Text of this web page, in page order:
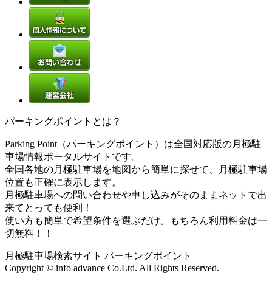
パーキングポイントとは？
Parking Point（パーキングポイント）は全国対応版の月極駐
車場情報ポータルサイトです。
全国各地の月極駐車場を地図から簡単に探せて、月極駐車場
位置も正確に表示します。
月極駐車場への問い合わせや申し込みがそのままネットで出
来てとっても便利！
使い方も簡単で希望条件を選ぶだけ。もちろん利用料金は一
切無料！！
月極駐車場検索サイト パーキングポイント
Copyright © info advance Co.Ltd. All Rights Reserved.